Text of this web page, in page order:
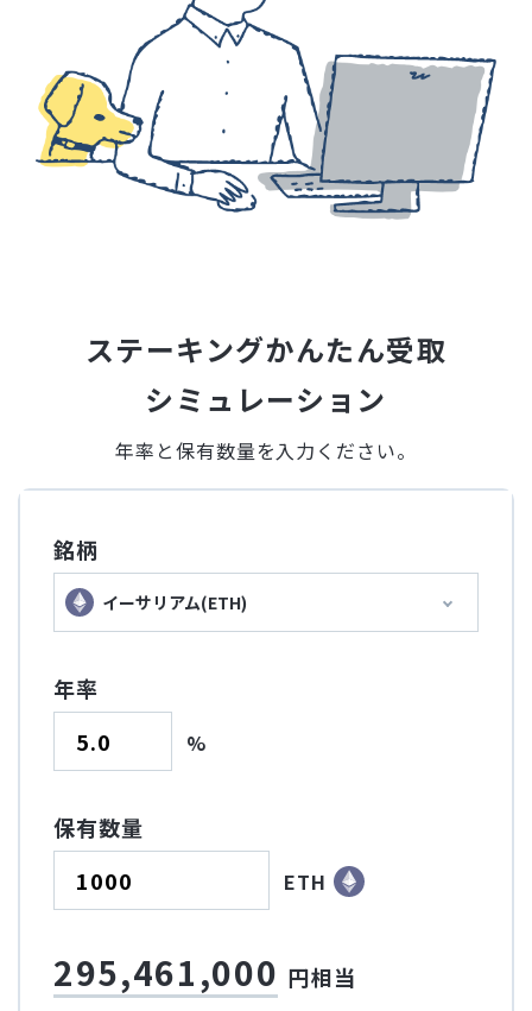
ステーキングかんたん受取
シミュレーション
年率と保有数量を入力ください。
銘柄
イーサリアム(ETH)
年率
%
保有数量
ETH
295,461,000 円相当